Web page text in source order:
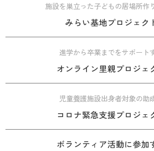
施設を巣立った子どもの居場所作
みらい基地プロジェク
進学から卒業までをサポート
オンライン里親プロジェ
児童養護施設出身者対象の助
コロナ緊急支援プロジェ
ボランティア活動に参加